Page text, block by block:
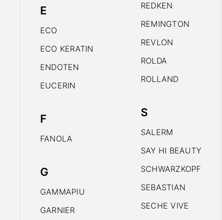
E
ECO
ECO KERATIN
ENDOTEN
EUCERIN
F
FANOLA
G
GAMMAPIU
GARNIER
REDKEN
REMINGTON
REVLON
ROLDA
ROLLAND
S
SALERM
SAY HI BEAUTY
SCHWARZKOPF
SEBASTIAN
SECHE VIVE